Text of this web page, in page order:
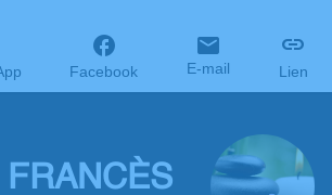
Facebook E-mail Lien